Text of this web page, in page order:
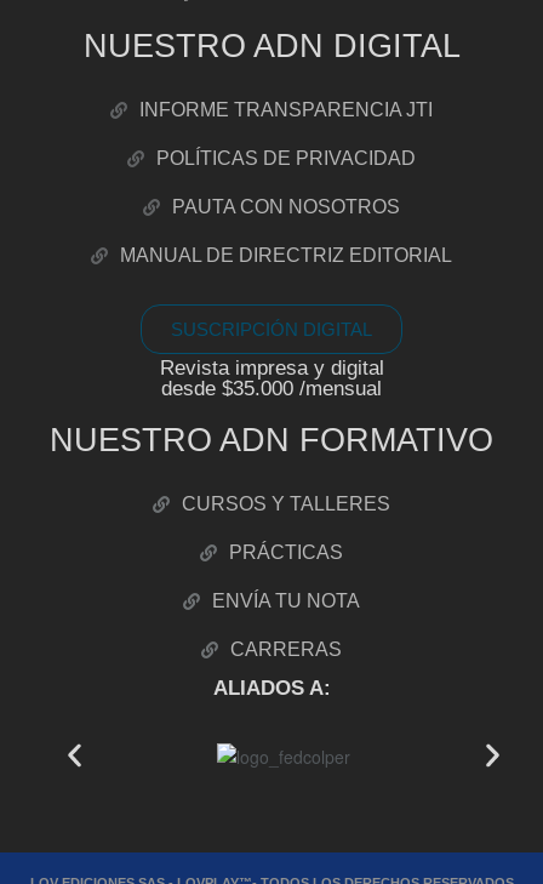
NUESTRO ADN DIGITAL
INFORME TRANSPARENCIA JTI
POLÍTICAS DE PRIVACIDAD
PAUTA CON NOSOTROS
MANUAL DE DIRECTRIZ EDITORIAL
SUSCRIPCIÓN DIGITAL
Revista impresa y digital
desde $35.000 /mensual
NUESTRO ADN FORMATIVO
CURSOS Y TALLERES
PRÁCTICAS
ENVÍA TU NOTA
CARRERAS
ALIADOS A: